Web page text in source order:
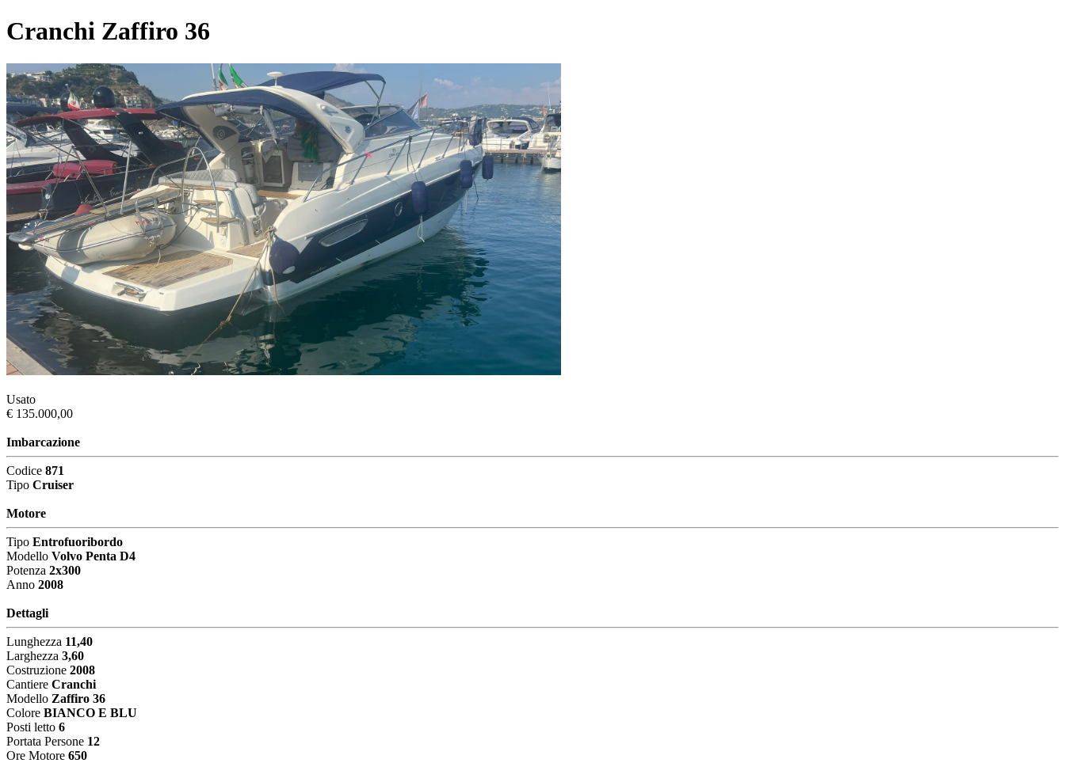
Cranchi Zaffiro 36
Usato
€ 135.000,00
Imbarcazione
Codice 871
Tipo Cruiser
Motore
Tipo Entrofuoribordo
Modello Volvo Penta D4
Potenza 2x300
Anno 2008
Dettagli
Lunghezza 11,40
Larghezza 3,60
Costruzione 2008
Cantiere Cranchi
Modello Zaffiro 36
Colore BIANCO E BLU
Posti letto 6
Portata Persone 12
Ore Motore 650